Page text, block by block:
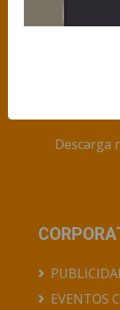
Descarga
EVENTOS